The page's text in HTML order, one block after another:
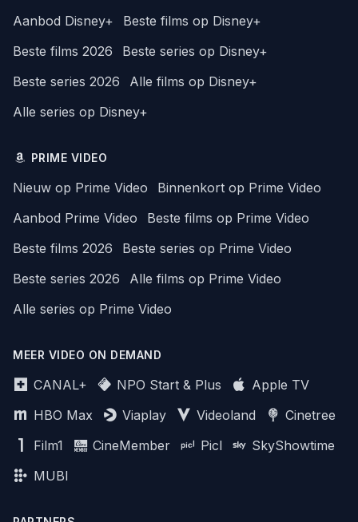
Aanbod Disney+
Beste films op Disney+
Beste films 2026
Beste series op Disney+
Beste series 2026
Alle films op Disney+
Alle series op Disney+
PRIME VIDEO
Nieuw op Prime Video
Binnenkort op Prime Video
Aanbod Prime Video
Beste films op Prime Video
Beste films 2026
Beste series op Prime Video
Beste series 2026
Alle films op Prime Video
Alle series op Prime Video
MEER VIDEO ON DEMAND
CANAL+ NPO Start & Plus
Apple TV
HBO Max
Viaplay Videoland
Cinetree
Film1
CineMember Picl
SkyShowtime
MUBI